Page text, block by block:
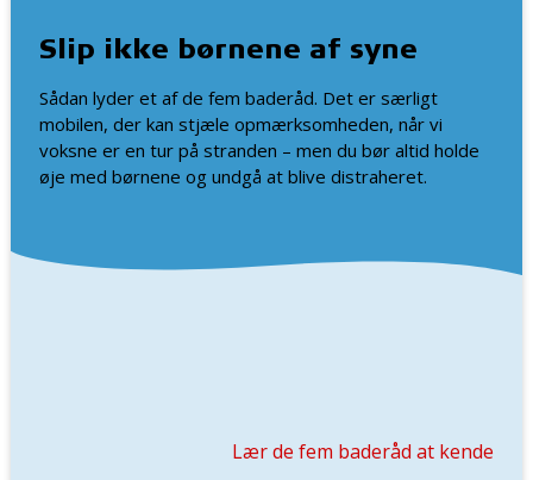
Slip ikke børnene af syne
Sådan lyder et af de fem baderåd. Det er særligt
mobilen, der kan stjæle opmærksomheden, når vi
voksne er en tur på stranden – men du bør altid holde
øje med børnene og undgå at blive distraheret.
Lær de fem baderåd at kende